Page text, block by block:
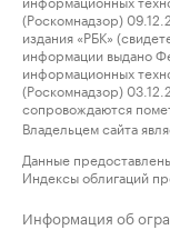
(Роскомнадзор)
издания «РБК»
информации выдано
информационных
(Роскомнадзор)
сопровождаются
Владельцем сайта
Данные
Индексы облигаций
Информация об